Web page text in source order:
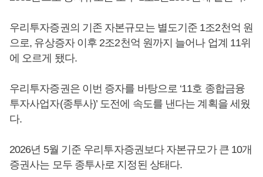
우리투자증권의 기존 자본규모는 별도기준 1조2천억 원
으로, 유상증자 이후 2조2천억 원까지 늘어나 업계 11위
에 오르게 됐다.
우리투자증권은 이번 증자를 바탕으로 ‘11호 종합금융
투자사업자(종투사)’ 도전에 속도를 낸다는 계획을 세웠
다.
2026년 5월 기준 우리투자증권보다 자본규모가 큰 10개
증권사는 모두 종투사로 지정된 상태다.